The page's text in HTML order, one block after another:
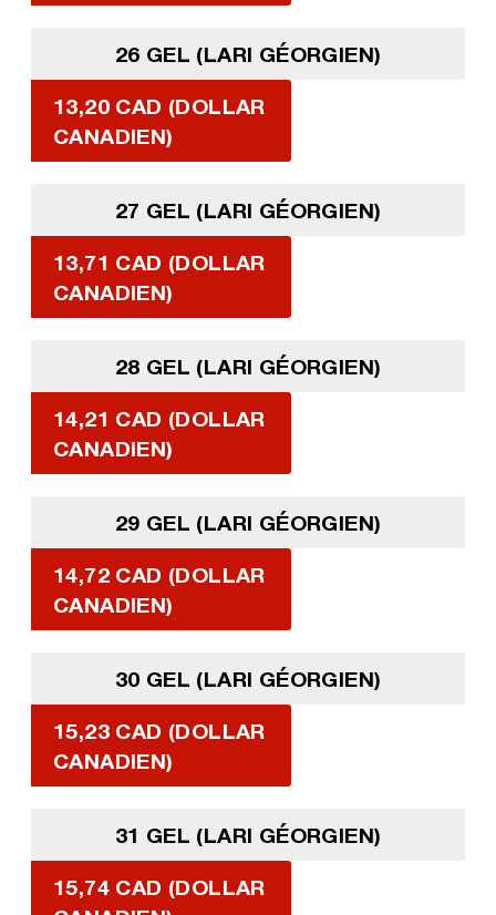
26 GEL (LARI GÉORGIEN)
13,20 CAD (DOLLAR
CANADIEN)
27 GEL (LARI GÉORGIEN)
13,71 CAD (DOLLAR
CANADIEN)
28 GEL (LARI GÉORGIEN)
14,21 CAD (DOLLAR
CANADIEN)
29 GEL (LARI GÉORGIEN)
14,72 CAD (DOLLAR
CANADIEN)
30 GEL (LARI GÉORGIEN)
15,23 CAD (DOLLAR
CANADIEN)
31 GEL (LARI GÉORGIEN)
15,74 CAD (DOLLAR